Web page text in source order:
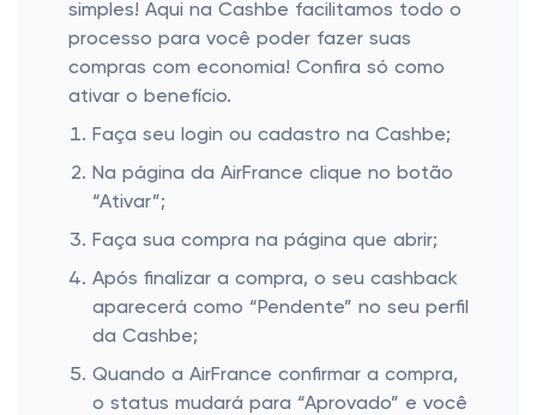
simples! Aqui na Cashbe facilitamos todo o
processo para você poder fazer suas
compras com economia! Confira só como
ativar o benefício.
Faça seu login ou cadastro na Cashbe;
Na página da AirFrance clique no botão
“Ativar”;
Faça sua compra na página que abrir;
Após finalizar a compra, o seu cashback
aparecerá como “Pendente” no seu perfil
da Cashbe;
Quando a AirFrance confirmar a compra,
o status mudará para “Aprovado” e você